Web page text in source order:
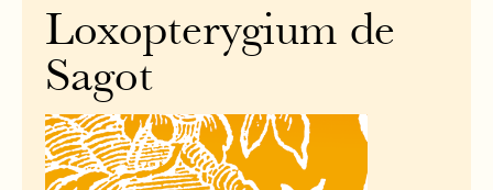
Loxopterygium de
Sagot